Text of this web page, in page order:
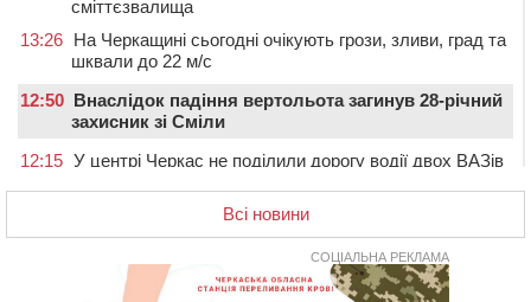
сміттєзвалища
13:26 На Черкащині сьогодні очікують грози, зливи, град та
шквали до 22 м/с
12:50 Внаслідок падіння вертольота загинув 28-річний
захисник зі Сміли
12:15 У центрі Черкас не поділили дорогу водії двох ВАЗів
11:29 У Черкасах до середини серпня обмежать рух
транспорту на трьох вулицях
На Черкащині кількість укриттів збільшилась
уп’ятеро з початку повномасштабної війни
Всі новини
СОЦІАЛЬНА РЕКЛАМА